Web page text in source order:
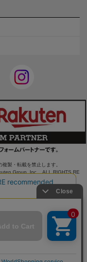
製・転載を禁止します。
Group, Inc. ALL RIGHTS RE